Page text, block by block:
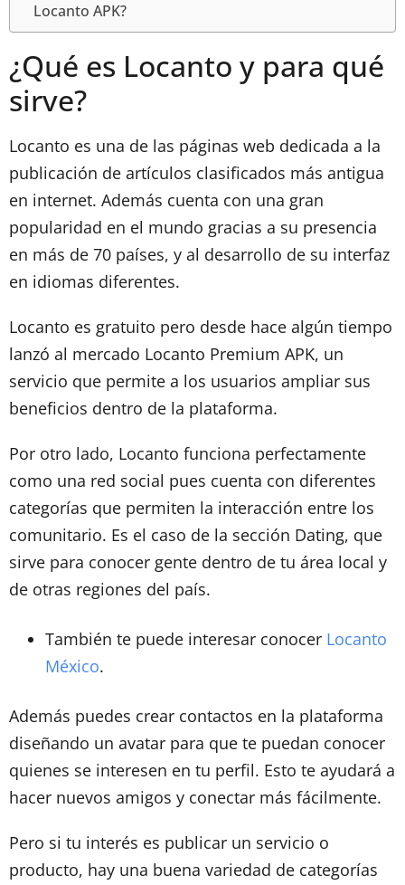
Locanto APK?
¿Qué es Locanto y para qué
sirve?
Locanto es una de las páginas web dedicada a la
publicación de artículos clasificados más antigua
en internet. Además cuenta con una gran
popularidad en el mundo gracias a su presencia
en más de 70 países, y al desarrollo de su interfaz
en idiomas diferentes.
Locanto es gratuito pero desde hace algún tiempo
lanzó al mercado Locanto Premium APK, un
servicio que permite a los usuarios ampliar sus
beneficios dentro de la plataforma.
Por otro lado, Locanto funciona perfectamente
como una red social pues cuenta con diferentes
categorías que permiten la interacción entre los
comunitario. Es el caso de la sección Dating, que
sirve para conocer gente dentro de tu área local y
de otras regiones del país.
También te puede interesar conocer Locanto
México.
Además puedes crear contactos en la plataforma
diseñando un avatar para que te puedan conocer
quienes se interesen en tu perfil. Esto te ayudará a
hacer nuevos amigos y conectar más fácilmente.
Pero si tu interés es publicar un servicio o
producto, hay una buena variedad de categorías